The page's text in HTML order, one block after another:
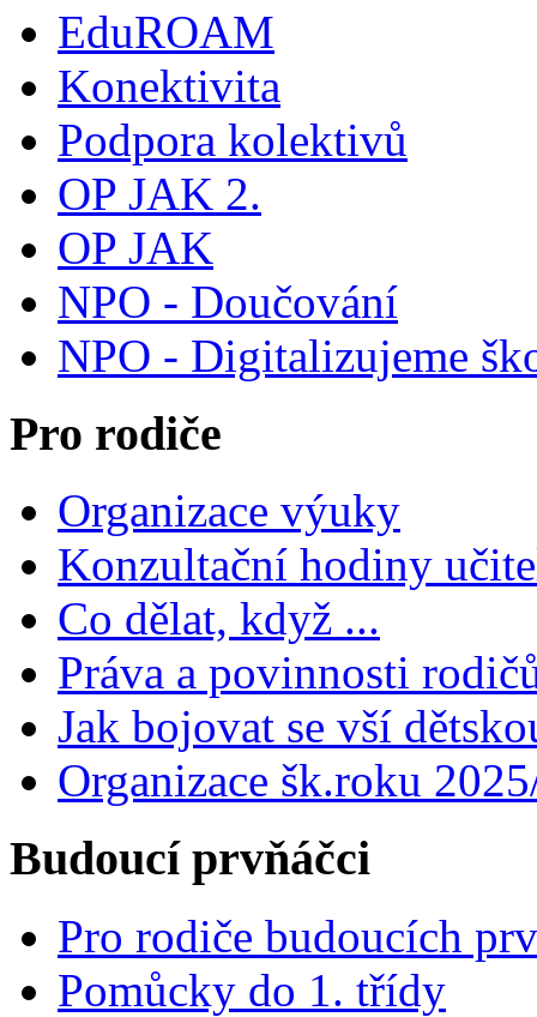
EduROAM
Konektivita
Podpora kolektivů
OP JAK 2.
OP JAK
NPO - Doučování
NPO - Digitalizujeme
Pro rodiče
Organizace výuky
Konzultační hodiny
Co dělat, když ...
Práva a povinnosti
Jak bojovat se vší
Organizace šk.roku
Budoucí prvňáčci
Pro rodiče budoucích
Pomůcky do 1. třídy